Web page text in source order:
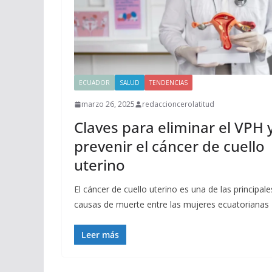
ECUADOR SALUD TENDENCIAS
marzo 26, 2025 redaccioncerolatitud
Claves para eliminar el VPH
prevenir el cáncer de cuello
uterino
El cáncer de cuello uterino es una de las
causas de muerte entre las mujeres ecuatorianas
Leer más